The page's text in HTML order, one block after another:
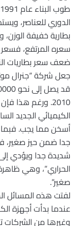
الدوري للعناصر،
بطارية خفيفة
سعره المرتفع، فسعر
ضعف سعر بطاريات
جعل شركة “جنرال
2010. ورغم هذا
الكيميائي الجديد
أسخن مما يجب. فبما
جدا ضمن حيز صغير،
شديدة جدا ويؤدي
الحراري”، وهي
صغير”.
لفتت هذه المسائل
عندما بدأت أجهزة
وغيرها من